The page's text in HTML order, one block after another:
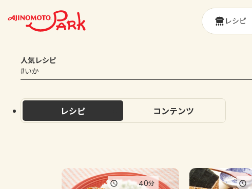
レシピ
人気レシピ
#いか
レシピ コンテンツ
40分